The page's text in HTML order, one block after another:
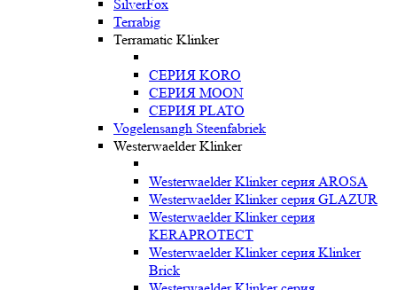
SilverFox
Terrabig
Terramatic Klinker
СЕРИЯ KORO
СЕРИЯ MOON
СЕРИЯ PLATO
Vogelensangh Steenfabriek
Westerwaelder Klinker
Westerwaelder Klinker серия AROSA
Westerwaelder Klinker серия GLAZUR
Westerwaelder Klinker серия
KERAPROTECT
Westerwaelder Klinker серия Klinker
Brick